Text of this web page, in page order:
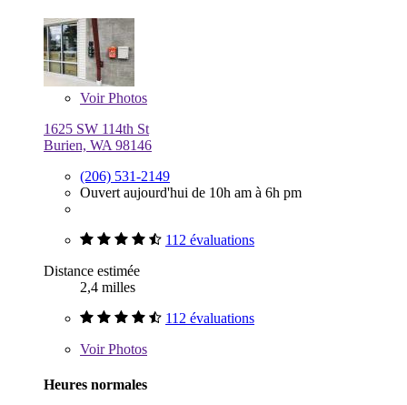
VoirPhotos
1625 SW 114th St
Burien, WA 98146
(206) 531-2149
Ouvert aujourd'hui de 10h am à 6h pm
112 évaluations
Distance estimée
2,4 milles
112 évaluations
VoirPhotos
Heures normales